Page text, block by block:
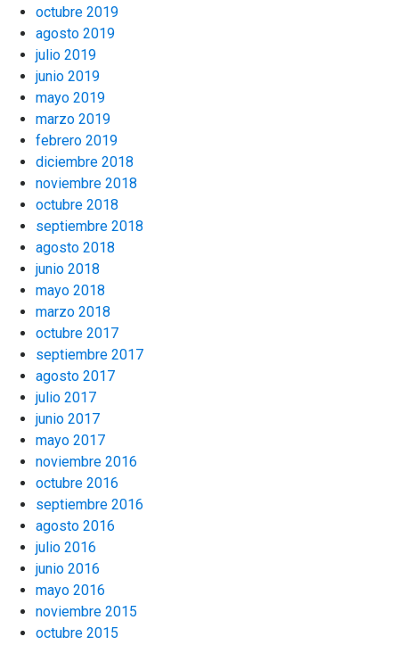
octubre 2019
agosto 2019
julio 2019
junio 2019
mayo 2019
marzo 2019
febrero 2019
diciembre 2018
noviembre 2018
octubre 2018
septiembre 2018
agosto 2018
junio 2018
mayo 2018
marzo 2018
octubre 2017
septiembre 2017
agosto 2017
julio 2017
junio 2017
mayo 2017
noviembre 2016
octubre 2016
septiembre 2016
agosto 2016
julio 2016
junio 2016
mayo 2016
noviembre 2015
octubre 2015